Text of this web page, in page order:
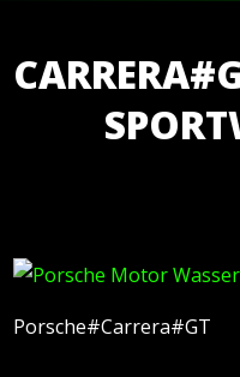
Porsche#Carrera#GT